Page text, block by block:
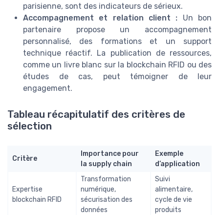
parisienne, sont des indicateurs de sérieux.
Accompagnement et relation client : Un bon
partenaire propose un accompagnement
personnalisé, des formations et un support
technique réactif. La publication de ressources,
comme un livre blanc sur la blockchain RFID ou des
études de cas, peut témoigner de leur
engagement.
Tableau récapitulatif des critères de
sélection
Critère
Importance pour
la supply chain
Exemple
d’application
Expertise
blockchain RFID
Transformation
numérique,
sécurisation des
données
Suivi
alimentaire,
cycle de vie
produits